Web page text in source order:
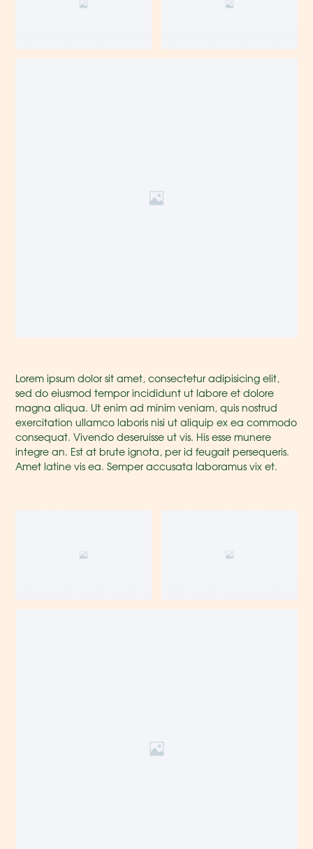
Lorem ipsum dolor sit amet, consectetur adipisicing elit,
sed do eiusmod tempor incididunt ut labore et dolore
magna aliqua. Ut enim ad minim veniam, quis nostrud
exercitation ullamco laboris nisi ut aliquip ex ea commodo
consequat. Vivendo deseruisse ut vis. His esse munere
integre an. Est at brute ignota, per id feugait persequeris.
Amet latine vis ea. Semper accusata laboramus vix et.